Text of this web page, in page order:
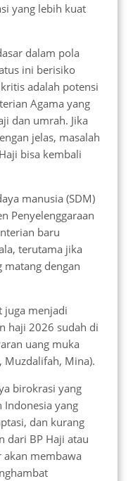
yang lebih kuat
dalam pola
ini berisiko
adalah potensi
Agama yang
dan umrah. Jika
jelas, masalah
bisa kembali
manusia (SDM)
Penyelenggaraan
baru
terutama jika
dengan
juga menjadi
haji 2026 sudah di
uang muka
Muzdalifah, Mina).
birokrasi yang
Indonesia yang
dan kurang
dari BP Haji atau
akan membawa